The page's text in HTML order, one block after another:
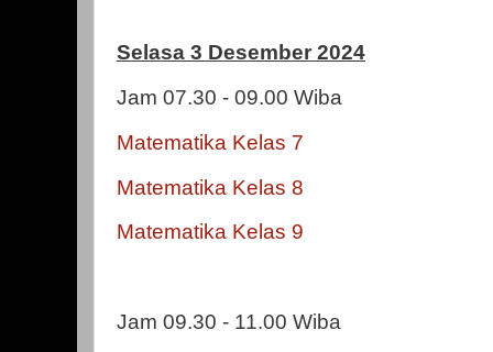
Selasa 3 Desember 2024
Jam 07.30 - 09.00 Wiba
Matematika Kelas 7
Matematika Kelas 8
Matematika Kelas 9
Jam 09.30 - 11.00 Wiba